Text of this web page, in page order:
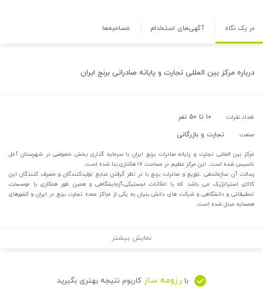
در یک نگاه آگهی‌های استخدام مصاحبه‌ها
درباره مرکز بین المللی تجارت و پایانه صادراتی برنج ایران
تعداد نفرات: ۱۰ تا ۵۰ نفر
صنعت: تجارت و بازرگانی
مرکز بین المللی تجارت و پایانه صادرات برنج ایران با سرمایه گذاری بخش خصوصی در شهرستان آمل
تاسیس شده است. این مرکز عظیم در مساحت ۱۷ هکتاری بنا شده است.
رسالت آن سازماندهی ،توزیع و صادرات برنج با در نظر گرفتن منابع تولیدکنندگان و مصرف کنندگان این
کالای استراتژیک می باشد که با امکانات لجستیکی،آزمایشگاهی و همین طور همکاری با موسسات
تحقیقاتی و دانشگاهی و شرکت های دانش بنیان به یکی از مراکز عمده تجارت برنج در ایران و کشورهای
همسایه مبدل شده است.
نمایش بیشتر
با رزومه ساز کاربوم نتیجه بهتری بگیرید